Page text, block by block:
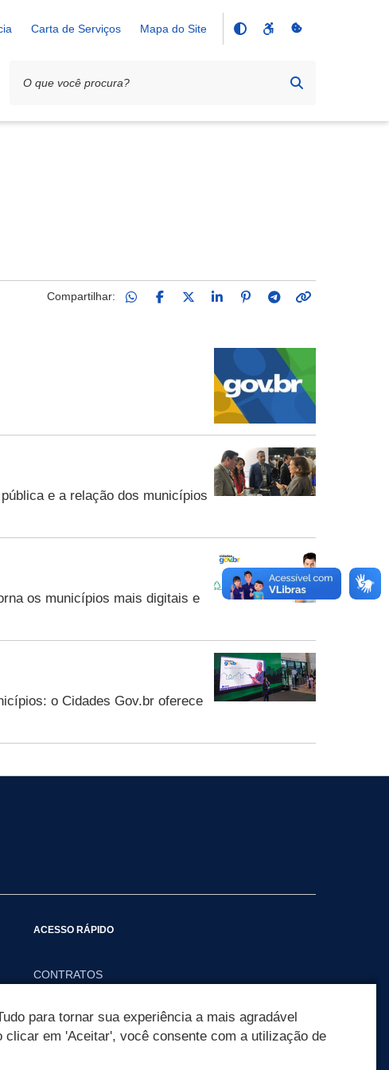
Carta de Serviços Mapa do Site
Compartilhar:
e a relação dos municípios
os municípios mais digitais e
o Cidades Gov.br oferece
ACESSO RÁPIDO
CONTRATOS
LICITAÇÕES
MUNICIPAIS
para tornar sua experiência a mais agradável
em 'Aceitar', você consente com a utilização de